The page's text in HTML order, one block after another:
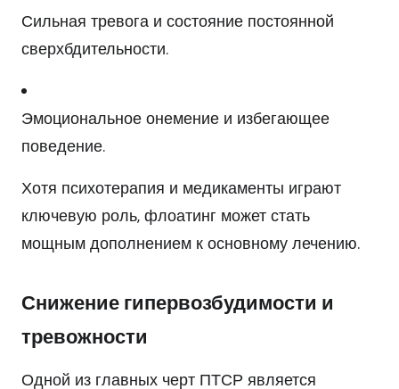
Сильная тревога и состояние постоянной
сверхбдительности.
Эмоциональное онемение и избегающее
поведение.
Хотя психотерапия и медикаменты играют
ключевую роль, флоатинг может стать
мощным дополнением к основному лечению.
Снижение гипервозбудимости и
тревожности
Одной из главных черт ПТСР является